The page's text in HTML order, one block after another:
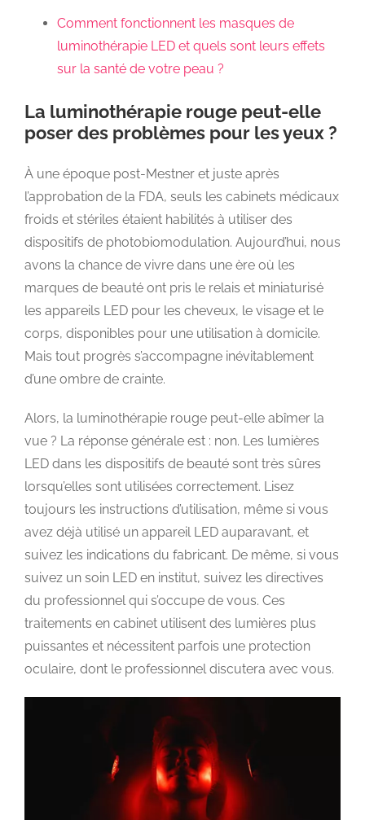
Comment fonctionnent les masques de
luminothérapie LED et quels sont leurs effets
sur la santé de votre peau ?
La luminothérapie rouge peut-elle
poser des problèmes pour les yeux ?
À une époque post-Mestner et juste après
l’approbation de la FDA, seuls les cabinets médicaux
froids et stériles étaient habilités à utiliser des
dispositifs de photobiomodulation. Aujourd’hui, nous
avons la chance de vivre dans une ère où les
marques de beauté ont pris le relais et miniaturisé
les appareils LED pour les cheveux, le visage et le
corps, disponibles pour une utilisation à domicile.
Mais tout progrès s’accompagne inévitablement
d’une ombre de crainte.
Alors, la luminothérapie rouge peut-elle abîmer la
vue ? La réponse générale est : non. Les lumières
LED dans les dispositifs de beauté sont très sûres
lorsqu’elles sont utilisées correctement. Lisez
toujours les instructions d’utilisation, même si vous
avez déjà utilisé un appareil LED auparavant, et
suivez les indications du fabricant. De même, si vous
suivez un soin LED en institut, suivez les directives
du professionnel qui s’occupe de vous. Ces
traitements en cabinet utilisent des lumières plus
puissantes et nécessitent parfois une protection
oculaire, dont le professionnel discutera avec vous.